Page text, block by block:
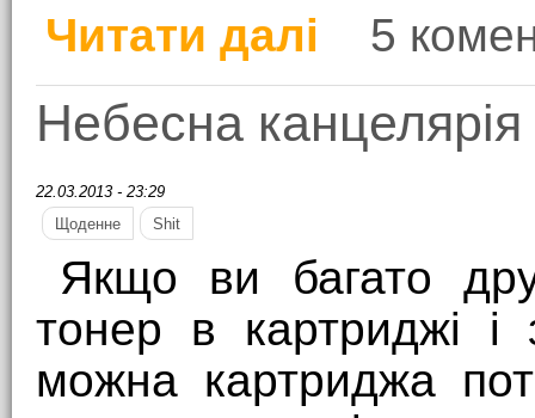
Читати далі
про Про дизайн
5
Небесна канцелярія
22.03.2013 - 23:29
Щоденне
Shit
Якщо ви багато
тонер в картриджі і
можна картриджа